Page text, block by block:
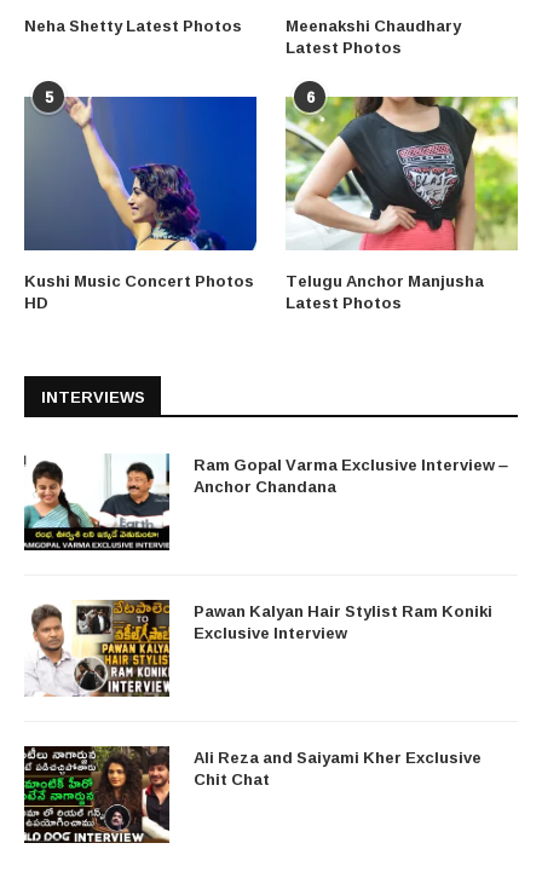
Neha Shetty Latest Photos Meenakshi Chaudhary
Latest Photos
5
Kushi Music Concert Photos
HD
6
Telugu Anchor Manjusha
Latest Photos
INTERVIEWS
Ram Gopal Varma Exclusive Interview –
Anchor Chandana
Pawan Kalyan Hair Stylist Ram Koniki
Exclusive Interview
Ali Reza and Saiyami Kher Exclusive
Chit Chat